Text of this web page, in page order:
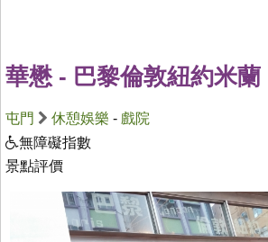
華懋 - 巴黎倫敦紐約米蘭
屯門 休憩娛樂 - 戲院
無障礙指數
景點評價